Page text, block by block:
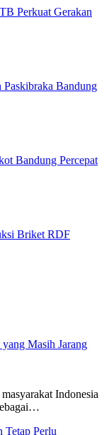
Perkuat Gerakan
Paskibraka Bandung
Bandung Percepat
Briket RDF
Masih Jarang
Indonesia
…
Perlu